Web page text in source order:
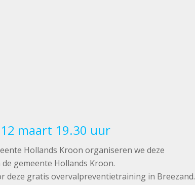
maart 19.30 uur
Hollands Kroon organiseren we deze
gemeente Hollands Kroon.
deze gratis overvalpreventietraining in Breezand.